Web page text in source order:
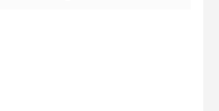
mail